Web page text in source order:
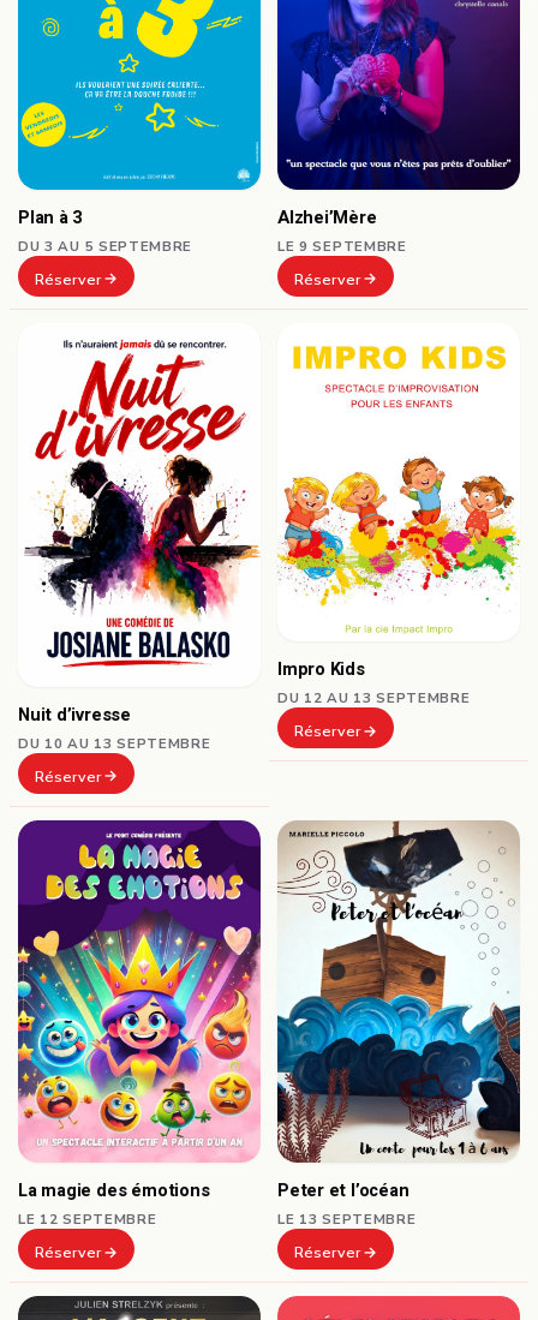
Plan à 3
DU 3 AU 5 SEPTEMBRE
Réserver
Alzhei’Mère
LE 9 SEPTEMBRE
Réserver
Nuit d’ivresse
DU 10 AU 13 SEPTEMBRE
Réserver
Impro Kids
DU 12 AU 13 SEPTEMBRE
Réserver
La magie des émotions
LE 12 SEPTEMBRE
Réserver
Peter et l’océan
LE 13 SEPTEMBRE
Réserver